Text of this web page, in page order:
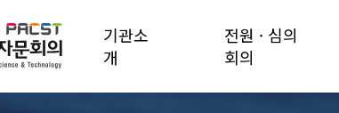
기관소
개
전원 · 심의
회의